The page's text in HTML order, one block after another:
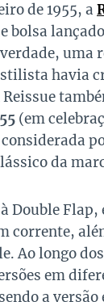
de 1955, a
bolsa
uma
havia
(em
considerada
da
Double Flap,
corrente,
Ao longo
em
a versão